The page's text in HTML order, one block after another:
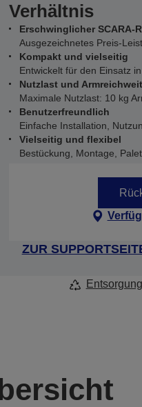
Verhältnis
Erschwinglicher SCARA-
Ausgezeichnetes Preis-
Kompakt und vielseitig
Entwickelt für den Einsatz
Nutzlast und
Maximale Nutzlast: 10 kg
Benutzerfreundlich
Einfache Installation,
Vielseitig und flexibel
Bestückung, Montage,
ZUR